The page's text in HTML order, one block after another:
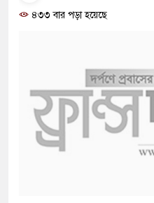
৪৩৩ বার পড়া হয়েছে